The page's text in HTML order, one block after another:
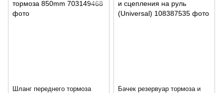
Шланг переднего тормоза
Бачек резервуар тормоза и